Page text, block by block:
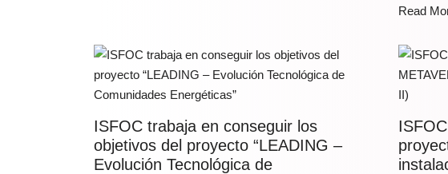
Read
ISFOC trabaja en conseguir los
objetivos del proyecto “LEADING –
Evolución Tecnológica de